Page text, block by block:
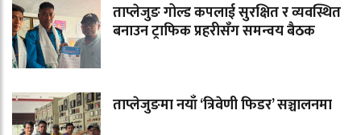
ताप्लेजुङ गोल्ड कपलाई सुरक्षित र व्यवस्थित
बनाउन ट्राफिक प्रहरीसँग समन्वय बैठक
ताप्लेजुङमा नयाँ ‘त्रिवेणी फिडर’ सञ्चालनमा